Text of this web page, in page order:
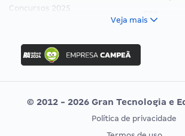
Concursos 2025
Concurso Ibama
Concurso MPU
Editais publicados
Vunesp
CONCURSOS POR PROFISSÃO EXAME DE
Veja mais
© 2012 - 2026 Gran Tecnologia e
Política de privacidade